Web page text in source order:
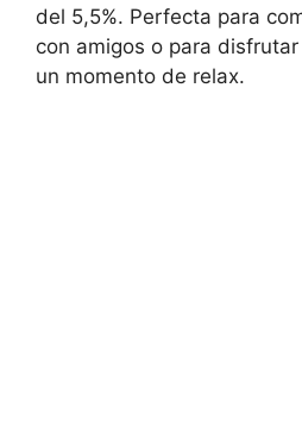
del 5,5%. Perfecta para
con amigos o para
un momento de relax.